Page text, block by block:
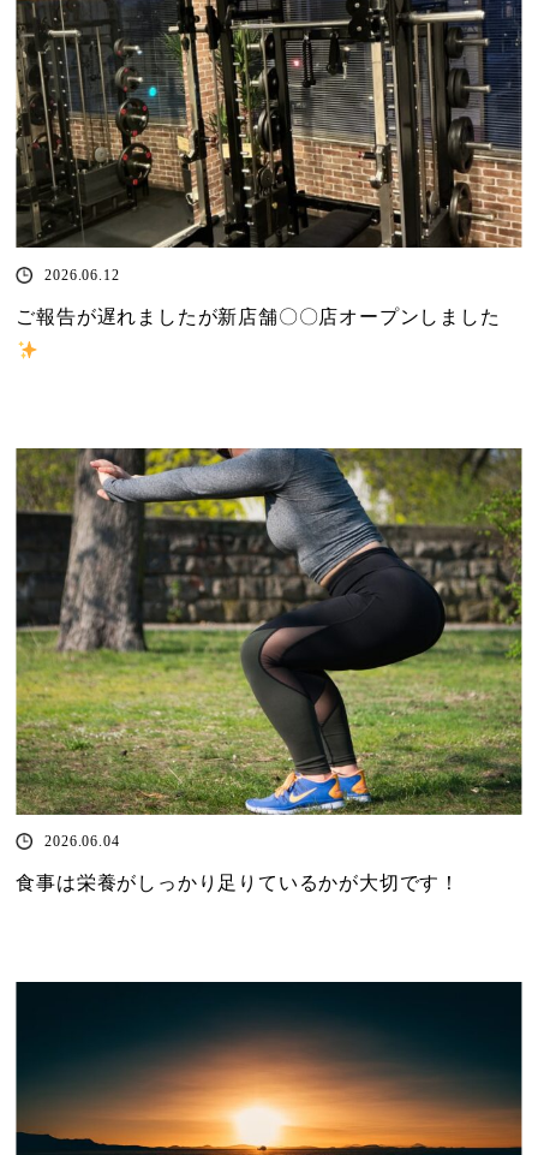
2026.06.12
ご報告が遅れましたが新店舗〇〇店オープンしました
2026.06.04
食事は栄養がしっかり足りているかが大切です！